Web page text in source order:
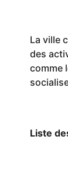
La ville
des
comme
Liste